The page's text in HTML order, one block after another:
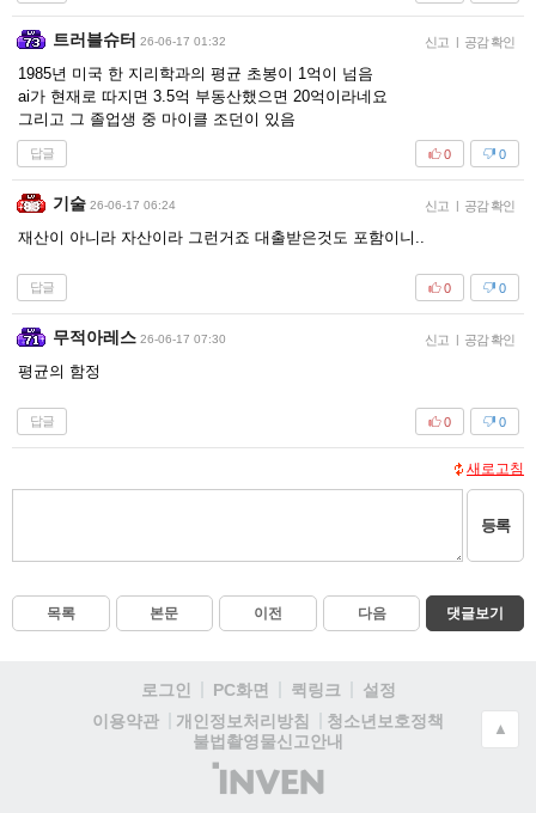
트러블슈터 26-06-17 01:32 신고 | 공감 확인
1985년 미국 한 지리학과의 평균 초봉이 1억이 넘음
ai가 현재로 따지면 3.5억 부동산했으면 20억이라네요
그리고 그 졸업생 중 마이클 조던이 있음
답글 0
0
기술 26-06-17 06:24 신고 | 공감 확인
재산이 아니라 자산이라 그런거죠 대출받은것도 포함이니..
답글 0
0
무적아레스 26-06-17 07:30 신고 | 공감 확인
평균의 함정
답글 0
0
새로고침
등록
목록 본문 이전 다음 댓글보기
로그인 PC화면 퀵링크
설정
이용약관
개인정보처리방침
청소년보호정책
불법촬영물신고안내
(주)
인
▲